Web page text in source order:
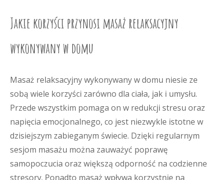
Jakie korzyści przynosi masaż relaksacyjny
wykonywany w domu
Masaż relaksacyjny wykonywany w domu niesie ze
sobą wiele korzyści zarówno dla ciała, jak i umysłu.
Przede wszystkim pomaga on w redukcji stresu oraz
napięcia emocjonalnego, co jest niezwykle istotne w
dzisiejszym zabieganym świecie. Dzięki regularnym
sesjom masażu można zauważyć poprawę
samopoczucia oraz większą odporność na codzienne
stresory. Ponadto masaż wpływa korzystnie na